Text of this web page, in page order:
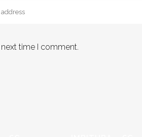
time I comment.